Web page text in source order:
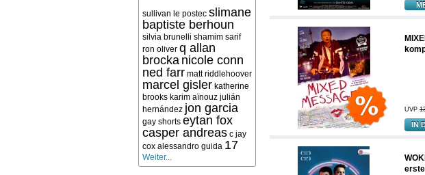
sullivan le postec slimane
baptiste berhoun
silvia brunelli shamim sarif
ron oliver q allan
brocka nicole conn
ned farr matt riddlehoover
marcel gisler katherine
brooks karim aïnouz julián
hernández jon garcia
gay shorts eytan fox
casper andreas c jay
cox alessandro guida 17
Weiter...
UVP
IN